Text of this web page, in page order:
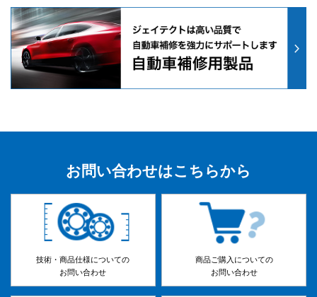
お問い合わせはこちらから
技術・商品仕様についての
お問い合わせ
商品ご購入についての
お問い合わせ